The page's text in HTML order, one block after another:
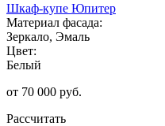
Шкаф-купе Юпитер
Материал фасада:
Зеркало, Эмаль
Цвет:
Белый
от 70 000 руб.
Рассчитать